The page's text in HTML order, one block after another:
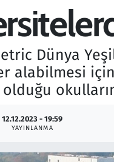
Dünya
alabilmesi
olduğu
12.12.2023 - 19:59
YAYINLANMA